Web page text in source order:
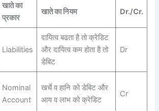
खाते का
प्रकार
खाते का नियम Dr./Cr.
Liabilities
दायित्व बढता है तो क्रेडिट
और दायित्व कम होता है तो
डेबिट
Dr
Nominal
Account
खर्चे व हानि को डेबिट और
आय व लाभ को क्रेडिट
Cr